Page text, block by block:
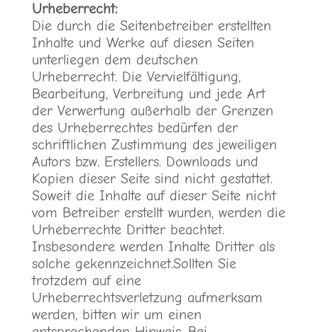
Urheberrecht:
Die durch die Seitenbetreiber erstellten
Inhalte und Werke auf diesen Seiten
unterliegen dem deutschen
Urheberrecht. Die Vervielfältigung,
Bearbeitung, Verbreitung und jede Art
der Verwertung außerhalb der Grenzen
des Urheberrechtes bedürfen der
schriftlichen Zustimmung des jeweiligen
Autors bzw. Erstellers. Downloads und
Kopien dieser Seite sind nicht gestattet.
Soweit die Inhalte auf dieser Seite nicht
vom Betreiber erstellt wurden, werden die
Urheberrechte Dritter beachtet.
Insbesondere werden Inhalte Dritter als
solche gekennzeichnet.Sollten Sie
trotzdem auf eine
Urheberrechtsverletzung aufmerksam
werden, bitten wir um einen